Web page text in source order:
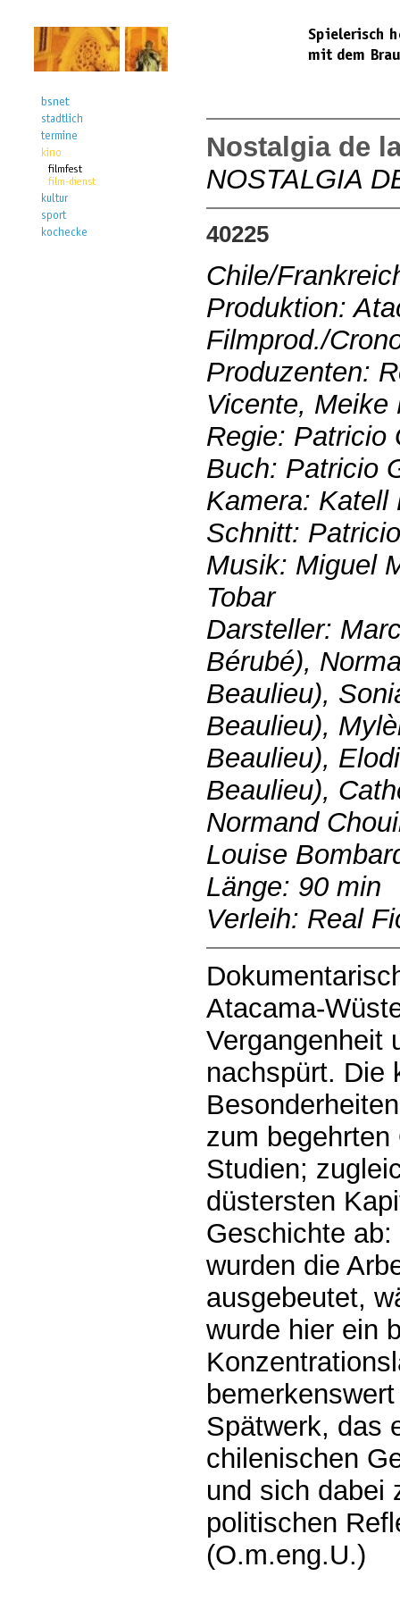
Nostalgia de
NOSTALGIA
40225
Chile/
Produktion:
Filmprod./
Produzenten:
Vicente, Meike
Regie: Patricio
Buch: Patricio
Kamera: Katell
Schnitt:
Musik: Miguel
Tobar
Darsteller:
Bérubé),
Beaulieu),
Beaulieu),
Beaulieu),
Beaulieu),
Normand
Louise
Länge: 90 min
Verleih: Real
Atacama-
Vergangenheit
nachspürt. Die
zum
Studien;
düstersten
Geschichte
wurden die
ausgebeutet,
wurde hier ein
Spätwerk, das
chilenischen
und sich dabei
politischen
(O.m.eng.U.)